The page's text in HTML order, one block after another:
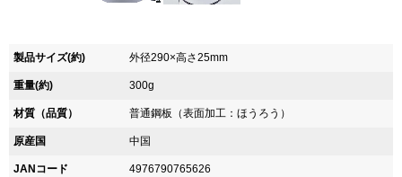
製品サイズ(約) 外径290×高さ25mm
重量(約) 300g
材質（品質） 普通鋼板（表面加工：ほうろう）
原産国 中国
JANコード 4976790765626